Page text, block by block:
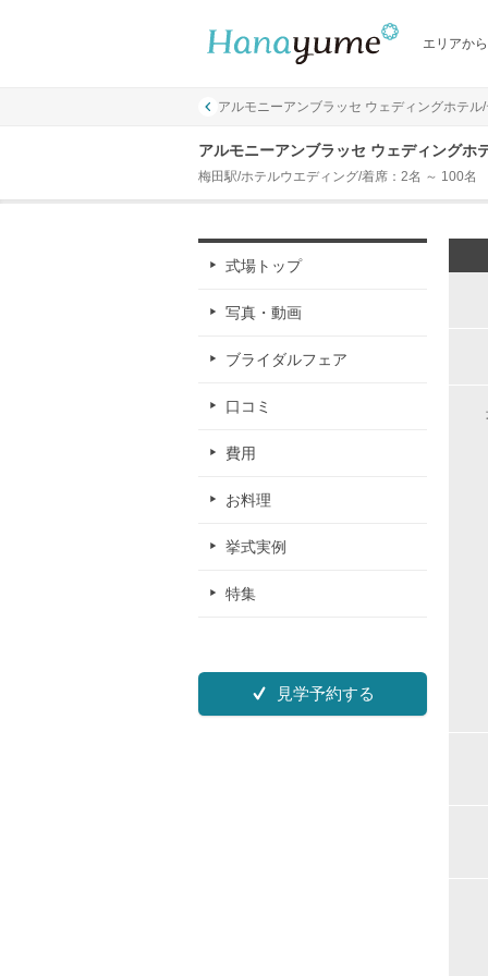
エリアか
アルモニーアンブラッセ ウェディングホテ
アルモニーアンブラッセ ウェディングホ
梅田駅/ホテルウエディング/着席：2名 ～ 100名
式場トップ
写真・動画
ブライダルフェア
口コミ
費用
お料理
挙式実例
特集
見学予約する